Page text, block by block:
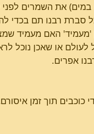
במים) את השמרים
סברת רבנו תם בכדי
האם מעמיד
או שאכן נוכל
אפרים.